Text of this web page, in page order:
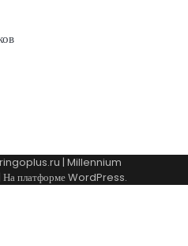
| Millennium
На платформеWordPress.